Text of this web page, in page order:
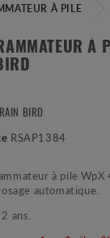
À PILE
À
RAIN BIRD
RSAP1384
à pile
automatique.
ans.